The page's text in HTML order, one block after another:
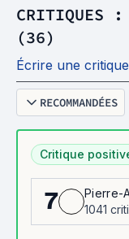
CRITIQUES :
(36)
Écrire une critique
RECOMMANDÉES
Critique
7
Pierre-
1041